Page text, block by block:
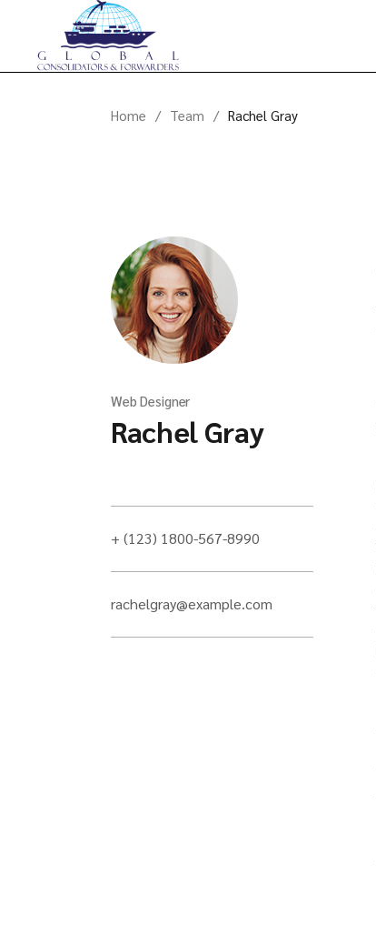
Home Team Rachel Gray
Web Designer
Rachel Gray
+ (123) 1800-567-8990
rachelgray@example.com